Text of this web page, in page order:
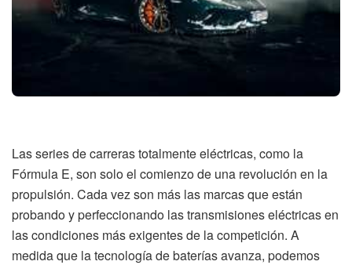
Las series de carreras totalmente eléctricas, como la
Fórmula E, son solo el comienzo de una revolución en la
propulsión. Cada vez son más las marcas que están
probando y perfeccionando las transmisiones eléctricas en
las condiciones más exigentes de la competición. A
medida que la tecnología de baterías avanza, podemos